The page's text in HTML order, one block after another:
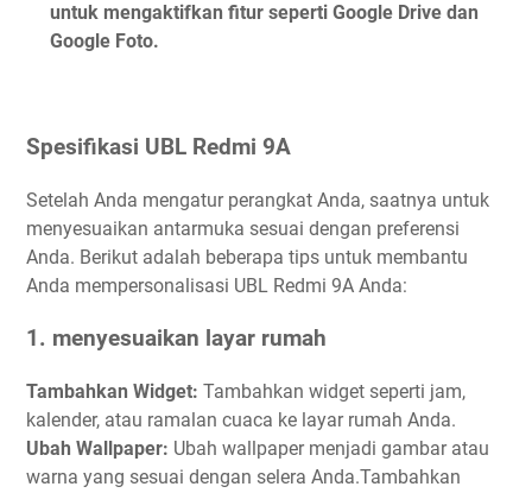
untuk mengaktifkan fitur seperti Google Drive dan
Google Foto.
Spesifikasi UBL Redmi 9A
Setelah Anda mengatur perangkat Anda, saatnya untuk
menyesuaikan antarmuka sesuai dengan preferensi
Anda. Berikut adalah beberapa tips untuk membantu
Anda mempersonalisasi UBL Redmi 9A Anda:
1. menyesuaikan layar rumah
Tambahkan Widget: Tambahkan widget seperti jam,
kalender, atau ramalan cuaca ke layar rumah Anda.
Ubah Wallpaper: Ubah wallpaper menjadi gambar atau
warna yang sesuai dengan selera Anda.Tambahkan